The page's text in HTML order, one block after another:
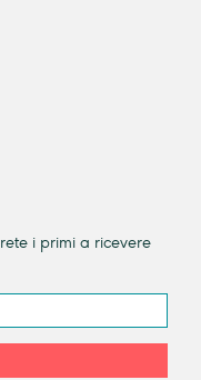
i primi a ricevere